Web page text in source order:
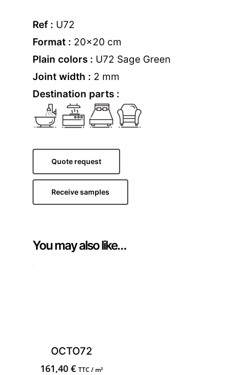
Ref : U72
Format : 20×20 cm
Plain colors : U72 Sage Green
Joint width : 2 mm
Destination parts :
Quote request
Receive samples
You may also like…
OCTO72
161,40€ TTC / m²